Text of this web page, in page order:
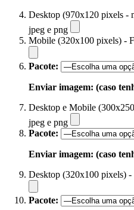
Desktop (970x120 pixels -
jpeg e png
Mobile (320x100 pixels) -
Pacote:
Enviar imagem: (caso
Desktop e Mobile
jpeg e png
Pacote:
Enviar imagem: (caso
Desktop (320x100 pixels) -
Pacote: